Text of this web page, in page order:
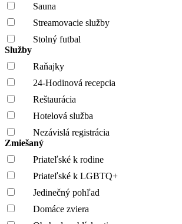
Sauna
Streamovacie služby
Stolný futbal
Služby
Raňajky
24-Hodinová recepcia
Reštaurácia
Hotelová služba
Nezávislá registrácia
Zmiešaný
Priateľské k rodine
Priateľské k LGBTQ+
Jedinečný pohľad
Domáce zviera